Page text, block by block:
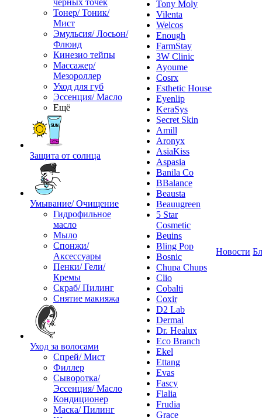
чёрных точек
Тонер/ Тоник/
Мист
Эмульсия/ Лосьон/
Флюид
Кинезио тейпы
Массажер/
Мезороллер
Уход для губ
Эссенция/ Масло
Ещё
Защита от солнца
Умывание/ Очищение
Гидрофильное
масло
Мыло
Спонжи/
Аксессуары
Пенки/ Гели/
Кремы
Скраб/ Пилинг
Снятие макияжа
Уход за волосами
Спрей/ Мист
Филлер
Сыворотка/
Эссенция/ Масло
Кондиционер
Маска/ Пилинг
Tony Moly
Vilenta
Welcos
Enough
FarmStay
3W Clinic
Ayoume
Cosrx
Esthetic House
Eyenlip
KeraSys
Secret Skin
Amill
Aronyx
AsiaKiss
Aspasia
Banila Co
BBalance
Beausta
Beauugreen
5 Star
Cosmetic
Beuins
Bling Pop
Bosnic
Chupa Chups
Clio
Cobalti
Coxir
D2 Lab
Dermal
Dr. Healux
Eco Branch
Ekel
Ettang
Evas
Fascy
Flalia
Frudia
Grace
Новости